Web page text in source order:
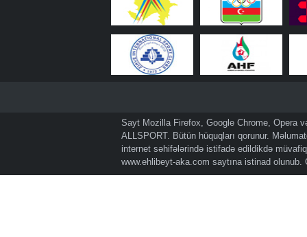
Sayt Mozilla Firefox, Google Chrome, Opera
ALLSPORT. Bütün hüquqları qorunur.
internet səhifələrində istifadə edildikdə
www.ehlibeyt-aka.com saytına istinad olunub.